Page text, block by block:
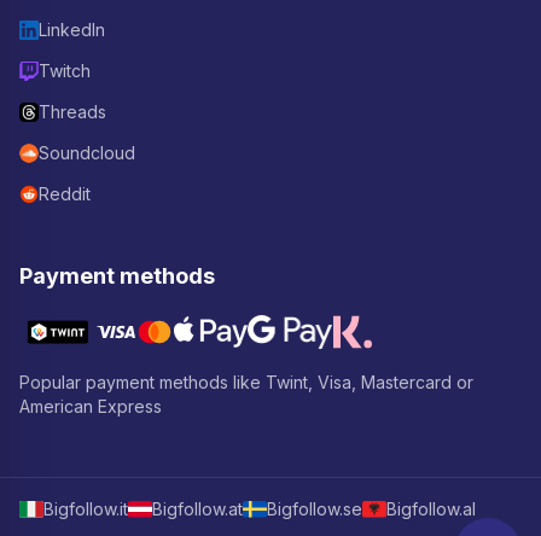
LinkedIn
Twitch
Threads
Soundcloud
Reddit
Payment methods
Popular payment methods like Twint, Visa, Mastercard or
American Express
Bigfollow.it Bigfollow.at Bigfollow.se Bigfollow.al